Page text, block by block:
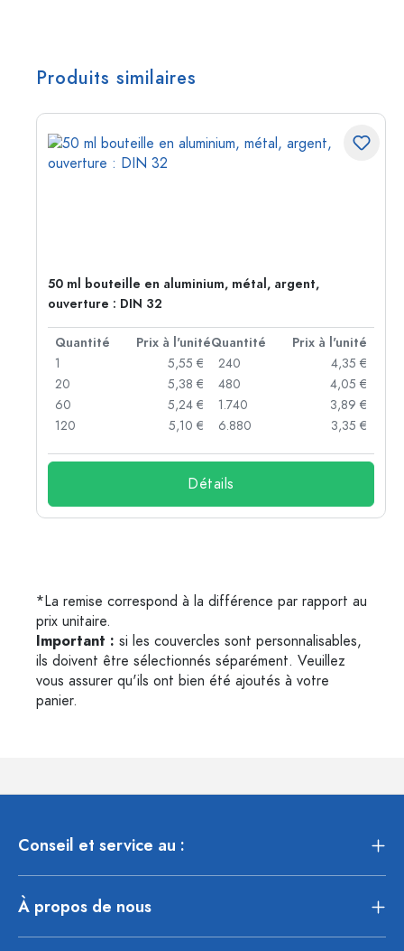
Produits similaires
50 ml bouteille en aluminium, métal, argent,
ouverture : DIN 32
Quantité Prix à l'unitéQuantité
Prix à l'unité
1
5,55 €
20
5,38 €
60
5,24 €
120
5,10 €
240
4,35 €
480
4,05 €
1.740
3,89 €
6.880
3,35 €
Détails
*La remise correspond à la différence par rapport au
prix unitaire.
Important : si les couvercles sont personnalisables,
ils doivent être sélectionnés séparément. Veuillez
vous assurer qu'ils ont bien été ajoutés à votre
panier.
Conseil et service au :
À propos de nous